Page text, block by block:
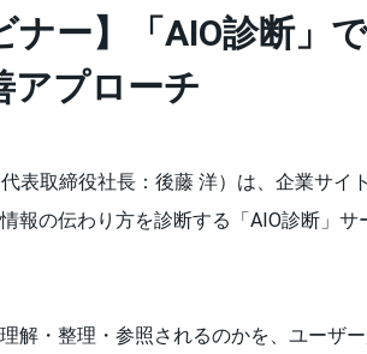
ー】「AIO診断」で
アプローチ
表取締役社長：後藤 洋）は、企業サイ
報の伝わり方を診断する「AIO診断」サ
解・整理・参照されるのかを、ユーザ